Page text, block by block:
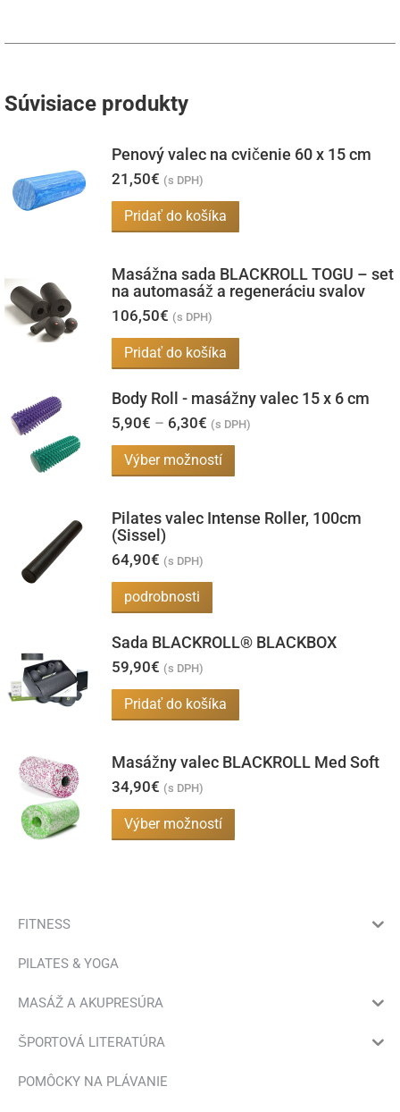
Súvisiace produkty
Penový valec na cvičenie 60 x 15 cm
21,50€ (s DPH)
Pridať do košíka
Masážna sada BLACKROLL TOGU – set
na automasáž a regeneráciu svalov
106,50€ (s DPH)
Pridať do košíka
Body Roll - masážny valec 15 x 6 cm
5,90€ – 6,30€ Price
5,90€
through
(s DPH)
Výber možností
produkt
Pilates valec Intense Roller, 100cm
(Sissel)
64,90€ (s DPH)
podrobnosti
Sada BLACKROLL® BLACKBOX
59,90€ (s DPH)
Pridať do košíka
Masážny valec BLACKROLL Med Soft
34,90€ (s DPH)
Výber možností
produkt
FITNESS
PILATES & YOGA
MASÁŽ A AKUPRESÚRA
ŠPORTOVÁ LITERATÚRA
POMÔCKY NA PLÁVANIE